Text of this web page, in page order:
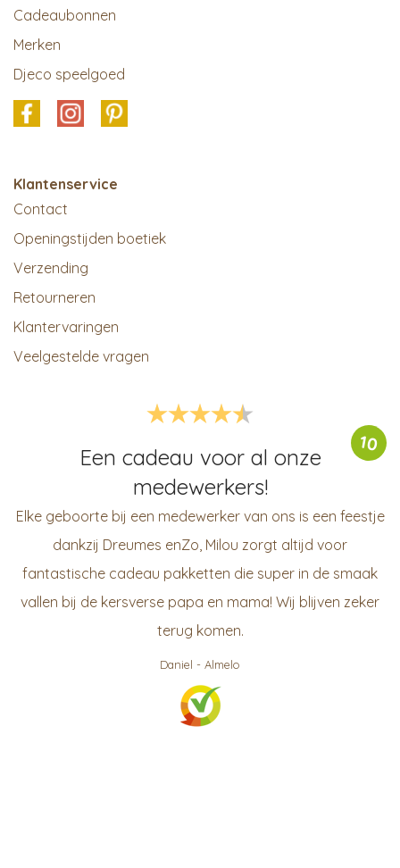
Cadeaubonnen
Merken
Djeco speelgoed
Klantenservice
Contact
Openingstijden boetiek
Verzending
Retourneren
Klantervaringen
Veelgestelde vragen
10
Een cadeau voor al onze
medewerkers!
Elke geboorte bij een medewerker van ons is een feestje
dankzij Dreumes enZo, Milou zorgt altijd voor
fantastische cadeau pakketten die super in de smaak
vallen bij de kersverse papa en mama! Wij blijven zeker
terug komen.
Daniel - Almelo